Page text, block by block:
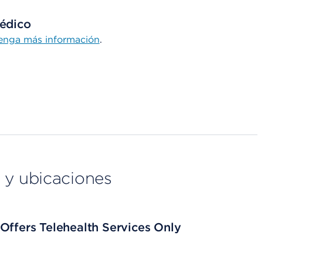
más información.
ubicaciones
Telehealth Services Only